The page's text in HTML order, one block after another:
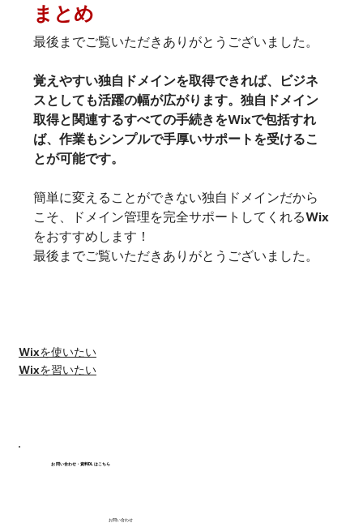
まとめ
最後までご覧いただきありがとうございました。
覚えやすい独自ドメインを取得できれば、ビジネ
スとしても活躍の幅が広がります。 独自ドメイン
取得と関連するすべての手続きをWixで包括すれ
ば、作業もシンプルで手厚いサポートを受けるこ
とが可能です。
簡単に変えることができない独自ドメインだから
こそ、ドメイン管理を完全サポートしてくれるWix
をおすすめします！
最後までご覧いただきありがとうございました。
Wixを使いたい
Wixを習いたい
お問い合わせ・資料DLはこちら
お問い合わせ